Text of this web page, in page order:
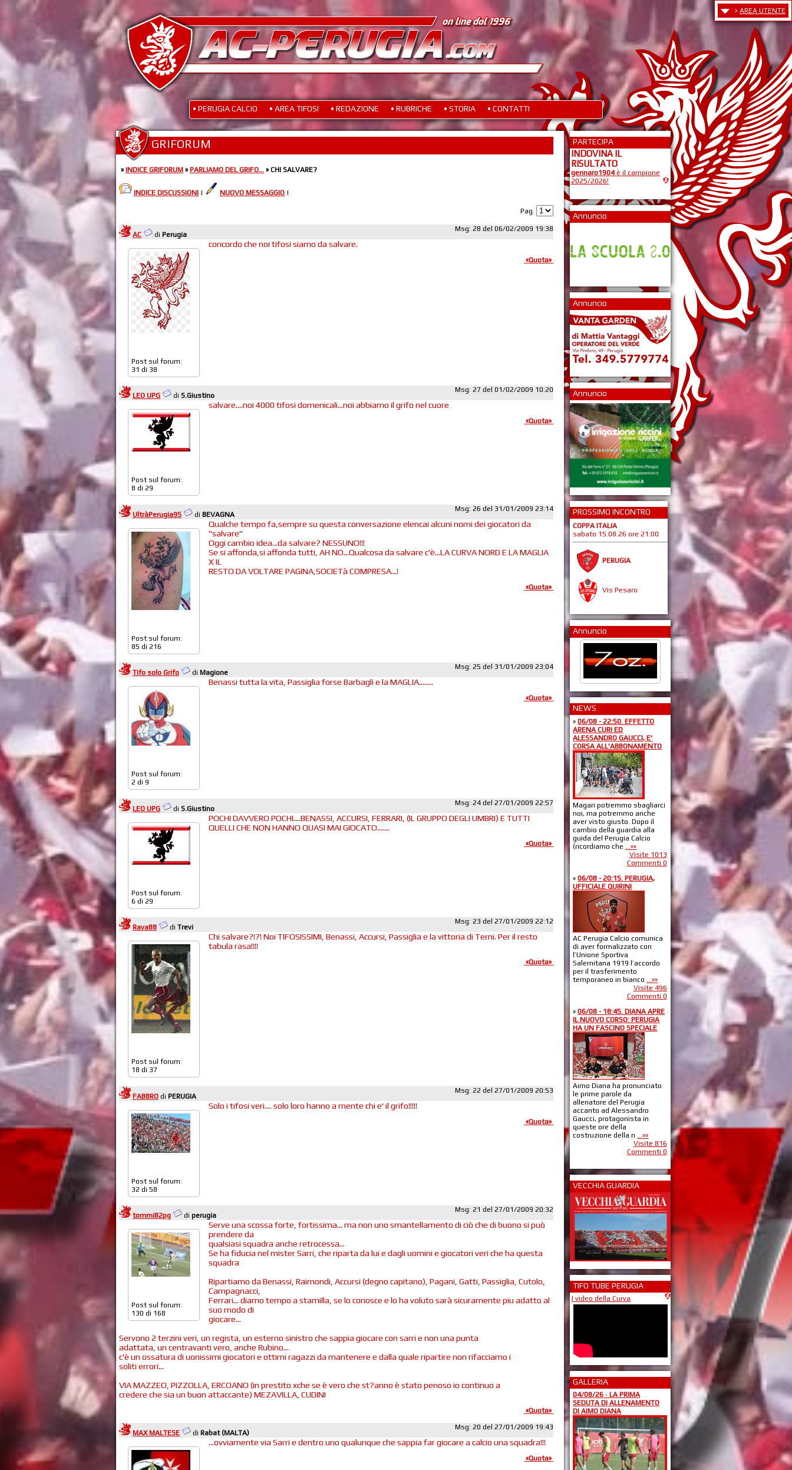
> AREA UTENTE
• PERUGIA CALCIO • AREA TIFOSI • REDAZIONE • RUBRICHE • STORIA • CONTATTI
GRIFORUM
» INDICE GRIFORUM » PARLIAMO DEL GRIFO... » CHI SALVARE?
INDICE DISCUSSIONI | NUOVO MESSAGGIO |
Pag.
AC di Perugia
Msg: 28 del 06/02/2009 19:38
Post sul forum:
31 di 38
concordo che noi tifosi siamo da salvare.
«Quota»
LEO UPG di S.Giustino
Msg: 27 del 01/02/2009 10:20
Post sul forum:
8 di 29
salvare....noi 4000 tifosi domenicali...noi abbiamo il grifo nel cuore
«Quota»
UltràPerugia95 di BEVAGNA
Msg: 26 del 31/01/2009 23:14
Post sul forum:
85 di 216
Qualche tempo fa,sempre su questa conversazione elencai alcuni nomi dei giocatori da
"salvare"
Oggi cambio idea...da salvare? NESSUNO!!!
Se si affonda,si affonda tutti, AH NO...Qualcosa da salvare c'è...LA CURVA NORD E LA MAGLIA
X IL
RESTO DA VOLTARE PAGINA,SOCIETà COMPRESA...!
«Quota»
Tifo solo Grifo di Magione
Msg: 25 del 31/01/2009 23:04
Post sul forum:
2 di 9
Benassi tutta la vita, Passiglia forse Barbagli e la MAGLIA........
«Quota»
LEO UPG di S.Giustino
Msg: 24 del 27/01/2009 22:57
Post sul forum:
6 di 29
POCHI DAVVERO POCHI....BENASSI, ACCURSI, FERRARI, (IL GRUPPO DEGLI UMBRI) E TUTTI
QUELLI CHE NON HANNO QUASI MAI GIOCATO.......
«Quota»
Rava88 di Trevi
Msg: 23 del 27/01/2009 22:12
Post sul forum:
18 di 37
Chi salvare?!?! Noi TIFOSISSIMI, Benassi, Accursi, Passiglia e la vittoria di Terni. Per il resto
tabula rasa!!!!
«Quota»
FABBRO di PERUGIA
Msg: 22 del 27/01/2009 20:53
Post sul forum:
32 di 58
Solo i tifosi veri.... solo loro hanno a mente chi e' il grifo!!!!!
«Quota»
tommi82pg di perugia
Msg: 21 del 27/01/2009 20:32
Post sul forum:
130 di 168
Serve una scossa forte, fortissima... ma non uno smantellamento di ciò che di buono si può
prendere da
qualsiasi squadra anche retrocessa...
Se ha fiducia nel mister Sarri, che riparta da lui e dagli uomini e giocatori veri che ha questa
squadra
Ripartiamo da Benassi, Raimondi, Accursi (degno capitano), Pagani, Gatti, Passiglia, Cutolo,
Campagnacci,
Ferrari... diamo tempo a stamilla, se lo conosce e lo ha voluto sarà sicuramente piu adatto al
suo modo di
giocare...
Servono 2 terzini veri, un regista, un esterno sinistro che sappia giocare con sarri e non una punta
adattata, un centravanti vero, anche Rubino...
c'è un ossatura di uonissimi giocatori e ottimi ragazzi da mantenere e dalla quale ripartire non rifacciamo i
soliti errori...
VIA MAZZEO, PIZZOLLA, ERCOANO (in prestito xche se è vero che st?anno è stato penoso io continuo a
credere che sia un buon attaccante) MEZAVILLA, CUDINI
«Quota»
MAX MALTESE di Rabat (MALTA)
Msg: 20 del 27/01/2009 19:43
...ovviamente via Sarri e dentro uno qualunque che sappia far giocare a calcio una squadra!!!
«Quota»
PARTECIPA
INDOVINA IL
RISULTATO
gennaro1904è il campione
2025/2026!
Annuncio
Annuncio
Annuncio
PROSSIMO INCONTRO
COPPA ITALIA
sabato 15.08.26 ore 21:00
PERUGIA
Vis Pesaro
Annuncio
NEWS
»06/08 - 22:50. EFFETTO
ARENA CURI ED
ALESSANDRO GAUCCI, E'
CORSA ALL'ABBONAMENTO
Magari potremmo sbagliarci
noi, ma potremmo anche
aver visto giusto. Dopo il
cambio della guardia alla
guida del Perugia Calcio
(ricordiamo che
...»»
Visite 1013
Commenti 0
»06/08 - 20:15. PERUGIA,
UFFICIALE QUIRINI
AC Perugia Calcio comunica
di aver formalizzato con
l’Unione Sportiva
Salernitana 1919 l’accordo
per il trasferimento
temporaneo in bianco
...»»
Visite 496
Commenti 0
»06/08 - 18:45. DIANA APRE
IL NUOVO CORSO: PERUGIA
HA UN FASCINO SPECIALE
Aimo Diana ha pronunciato
le prime parole da
allenatore del Perugia
accanto ad Alessandro
Gaucci, protagonista in
queste ore della
costruzione della n
...»»
Visite 816
Commenti 0
VECCHIA GUARDIA
TIFO TUBE PERUGIA
I video della Curva
GALLERIA
04/08/26 - LA PRIMA
SEDUTA DI ALLENAMENTO
DI AIMO DIANA